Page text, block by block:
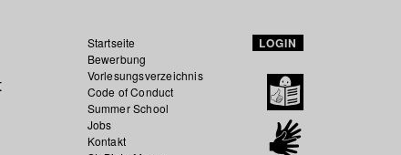
Startseite
Bewerbung
Vorlesungsverzeichnis
Code of Conduct
Summer School
Jobs
Kontakt
LOGIN